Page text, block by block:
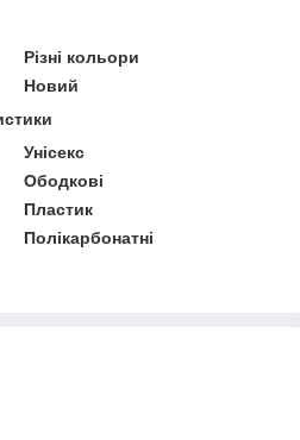
Різні кольори
Новий
Унісекс
Ободкові
Пластик
Полікарбонатні